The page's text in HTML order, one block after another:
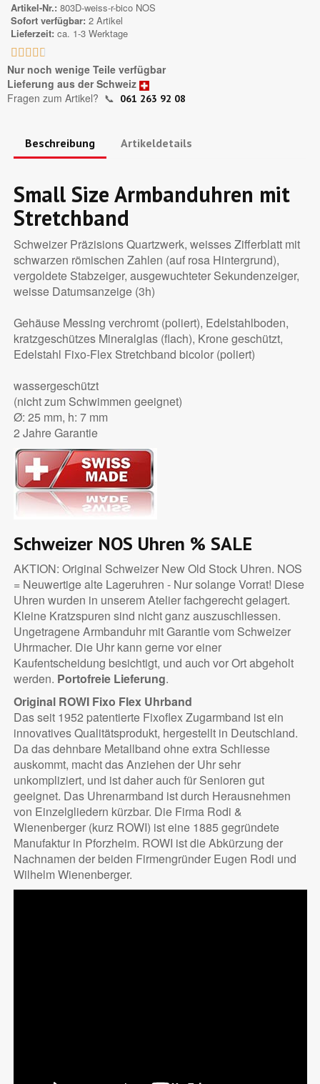
Artikel-Nr. 803D-weiss-r-bico NOS
Sofort verfügbar 2 Artikel
Lieferzeit ca. 1-3 Werktage
    
Nur noch wenige Teile verfügbar
Lieferung aus der Schweiz
Fragen zum Artikel? 📞 061 263 92 08
Beschreibung Artikeldetails
Small Size Armbanduhren mit
Stretchband
Schweizer Präzisions Quartzwerk, weisses Zifferblatt mit
schwarzen römischen Zahlen (auf rosa Hintergrund),
vergoldete Stabzeiger, ausgewuchteter Sekundenzeiger,
weisse Datumsanzeige (3h)
Gehäuse Messing verchromt (poliert), Edelstahlboden,
kratzgeschützes Mineralglas (flach), Krone geschützt,
Edelstahl Fixo-Flex Stretchband bicolor (poliert)
wassergeschützt
(nicht zum Schwimmen geeignet)
Ø: 25 mm, h: 7 mm
2 Jahre Garantie
Schweizer NOS Uhren % SALE
AKTION: Original Schweizer New Old Stock Uhren. NOS
= Neuwertige alte Lageruhren - Nur solange Vorrat! Diese
Uhren wurden in unserem Atelier fachgerecht gelagert.
Kleine Kratzspuren sind nicht ganz auszuschliessen.
Ungetragene Armbanduhr mit Garantie vom Schweizer
Uhrmacher. Die Uhr kann gerne vor einer
Kaufentscheidung besichtigt, und auch vor Ort abgeholt
werden. Portofreie Lieferung.
Original ROWI Fixo Flex Uhrband
Das seit 1952 patentierte Fixoflex Zugarmband ist ein
innovatives Qualitätsprodukt, hergestellt in Deutschland.
Da das dehnbare Metallband ohne extra Schliesse
auskommt, macht das Anziehen der Uhr sehr
unkompliziert, und ist daher auch für Senioren gut
geeignet. Das Uhrenarmband ist durch Herausnehmen
von Einzelgliedern kürzbar. Die Firma Rodi &
Wienenberger (kurz ROWI) ist eine 1885 gegründete
Manufaktur in Pforzheim. ROWI ist die Abkürzung der
Nachnamen der beiden Firmengründer Eugen Rodi und
Wilhelm Wienenberger.